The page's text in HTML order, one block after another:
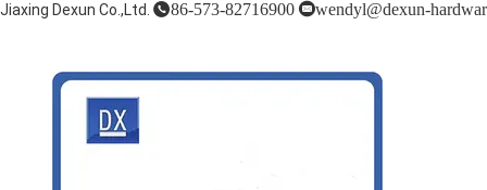
Jiaxing Dexun Co.,Ltd. 86-573-82716900 wendyl@dexun-